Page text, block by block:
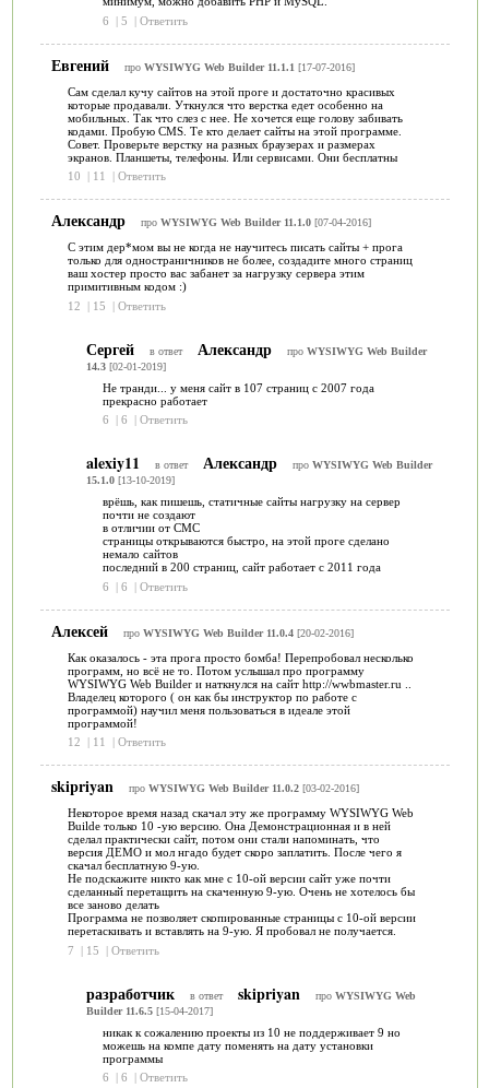
6
| 5 | Ответить
Евгений про WYSIWYG Web Builder 11.1.1 [17-07-2016]
Сам сделал кучу сайтов на этой проге и достаточно красивых
которые продавали. Уткнулся что верстка едет особенно на
мобильных. Так что слез с нее. Не хочется еще голову забивать
кодами. Пробую CMS. Те кто делает сайты на этой программе.
Совет. Проверьте верстку на разных браузерах и размерах
экранов. Планшеты, телефоны. Или сервисами. Они бесплатны
10
| 11 | Ответить
Александр про WYSIWYG Web Builder 11.1.0[07-04-2016]
С этим дер*мом вы не когда не научитесь писать сайты + прога
только для одностраничников не более, создадите много страниц
ваш хостер просто вас забанет за нагрузку сервера этим
примитивным кодом :)
12
| 15 | Ответить
Сергей в ответ Александр про WYSIWYG Web Builder
14.3[02-01-2019]
Не транди... у меня сайт в 107 страниц с 2007 года
прекрасно работает
6
| 6 | Ответить
alexiy11 в ответ Александр про WYSIWYG Web Builder
15.1.0[13-10-2019]
врёшь, как пишешь, статичные сайты нагрузку на сервер
почти не создают
в отличии от СМС
страницы открываются быстро, на этой проге сделано
немало сайтов
последний в 200 страниц, сайт работает с 2011 года
6
| 6 | Ответить
Алексей про WYSIWYG Web Builder 11.0.4[20-02-2016]
Как оказалось - эта прога просто бомба! Перепробовал несколько
программ, но всё не то. Потом услышал про программу
WYSIWYG Web Builder и наткнулся на сайт http://wwbmaster.ru ..
Владелец которого ( он как бы инструктор по работе с
программой) научил меня пользоваться в идеале этой
программой!
12
| 11 | Ответить
skipriyan про WYSIWYG Web Builder 11.0.2[03-02-2016]
Некоторое время назад скачал эту же программу WYSIWYG Web
Builde только 10 -ую версию. Она Демонстрационная и в ней
сделал практически сайт, потом они стали напоминать, что
версия ДЕМО и мол нгадо будет скоро заплатить. После чего я
скачал бесплатную 9-ую.
Не подскажите никто как мне с 10-ой версии сайт уже почти
сделанный перетащить на скаченную 9-ую. Очень не хотелось бы
все заново делать
Программа не позволяет скопированные страницы с 10-ой версии
перетаскивать и вставлять на 9-ую. Я пробовал не получается.
7
| 15 | Ответить
разработчик в ответ skipriyan про WYSIWYG Web
Builder 11.6.5[15-04-2017]
никак к сожалению проекты из 10 не поддерживает 9 но
можешь на компе дату поменять на дату установки
программы
6
| 6 | Ответить